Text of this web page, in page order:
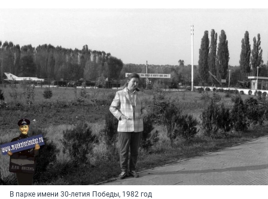
В парке имени 30-летия Победы, 1982 год